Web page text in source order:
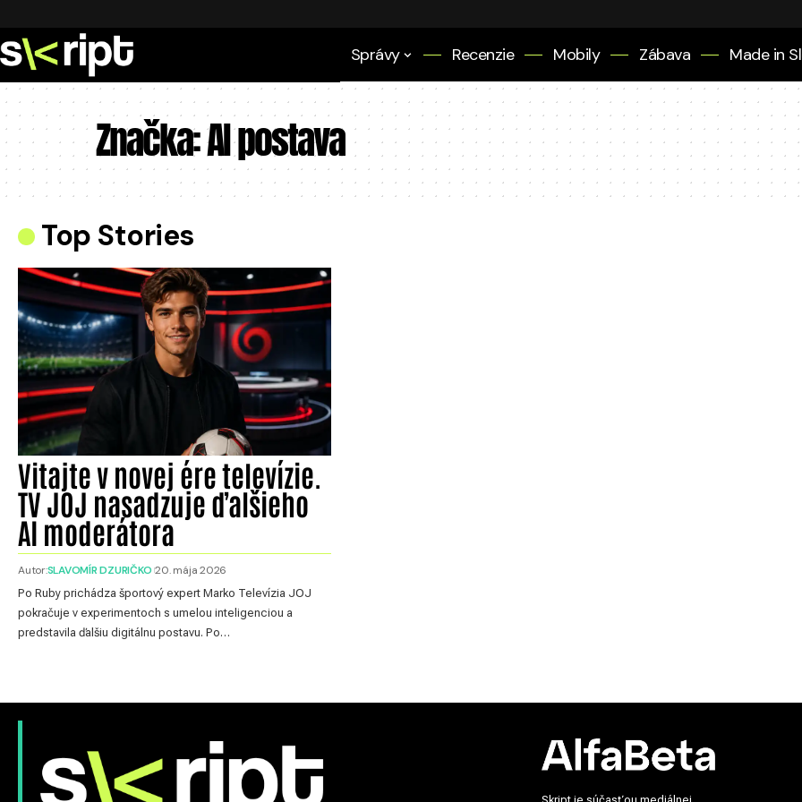
Správy Recenzie Mobily Zábava Made in
Značka:AI postava
Top Stories
Vitajte v novej ére televízie.
TV JOJ nasadzuje ďalšieho
AI moderátora
Autor:SLAVOMÍR DZURIČKO 20. mája 2026
Po Ruby prichádza športový expert Marko Televízia JOJ
pokračuje v experimentoch s umelou inteligenciou a
predstavila ďalšiu digitálnu postavu. Po…